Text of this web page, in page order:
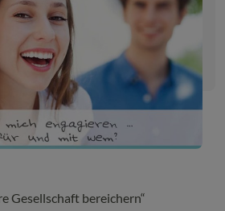
Gesellschaft bereichern“